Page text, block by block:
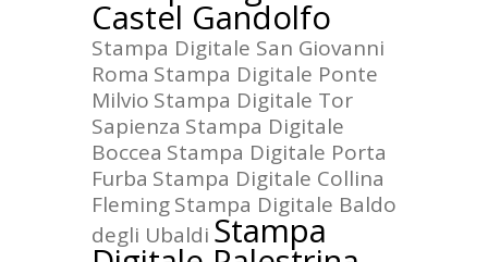
Castel Gandolfo
Stampa Digitale San Giovanni
Roma Stampa Digitale Ponte
Milvio Stampa Digitale Tor
Sapienza Stampa Digitale
Boccea Stampa Digitale Porta
Furba Stampa Digitale Collina
FlemingStampa Digitale Baldo
degli Ubaldi Stampa